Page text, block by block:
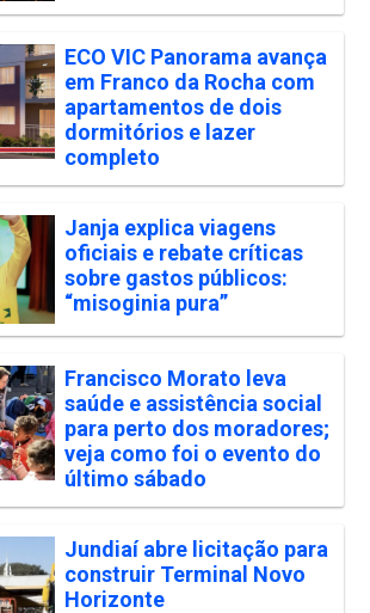
ECO VIC Panorama avança
em Franco da Rocha com
apartamentos de dois
dormitórios e lazer
completo
Janja explica viagens
oficiais e rebate críticas
sobre gastos públicos:
“misoginia pura”
Francisco Morato leva
saúde e assistência social
para perto dos moradores;
veja como foi o evento do
último sábado
Jundiaí abre licitação para
construir Terminal Novo
Horizonte